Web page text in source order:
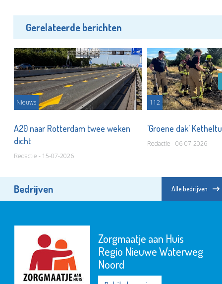
Gerelateerde berichten
Nieuws
A20 naar Rotterdam twee weken
dicht
Redactie - 15-07-2026
112
'Groene dak'
Redactie - 06-07-2026
Bedrijven Alle bedrijven
Zorgmaatje aan Huis
Regio Nieuwe Waterweg
Noord